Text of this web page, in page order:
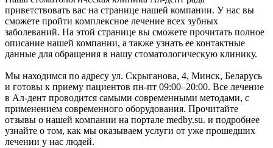
приветствовать вас на странице нашей компании. У нас вы
сможете пройти комплексное лечение всех зубных
заболеваний. На этой странице вы сможете прочитать полное
описание нашей компании, а также узнать ее контактные
данные для обращения в нашу стоматологическую клинику.
Мы находимся по адресу ул. Скрыганова, 4, Минск, Беларусь
и готовы к приему пациентов пн-пт 09:00–20:00. Все лечение
в Ал-дент проводится самыми современными методами, с
применением современного оборудования. Прочитайте
отзывы о нашей компании на портале medby.su. и подробнее
узнайте о том, как мы оказываем услуги от уже прошедших
лечении у нас людей.